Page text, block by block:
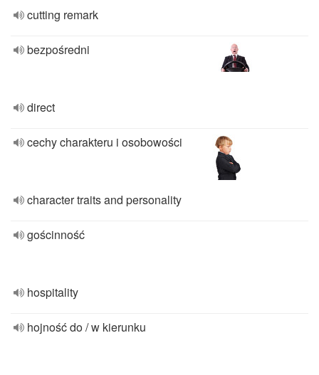
cutting remark
bezpośredni
direct
cechy charakteru i osobowości
character traits and personality
gościnność
hospitality
hojność do / w kierunku